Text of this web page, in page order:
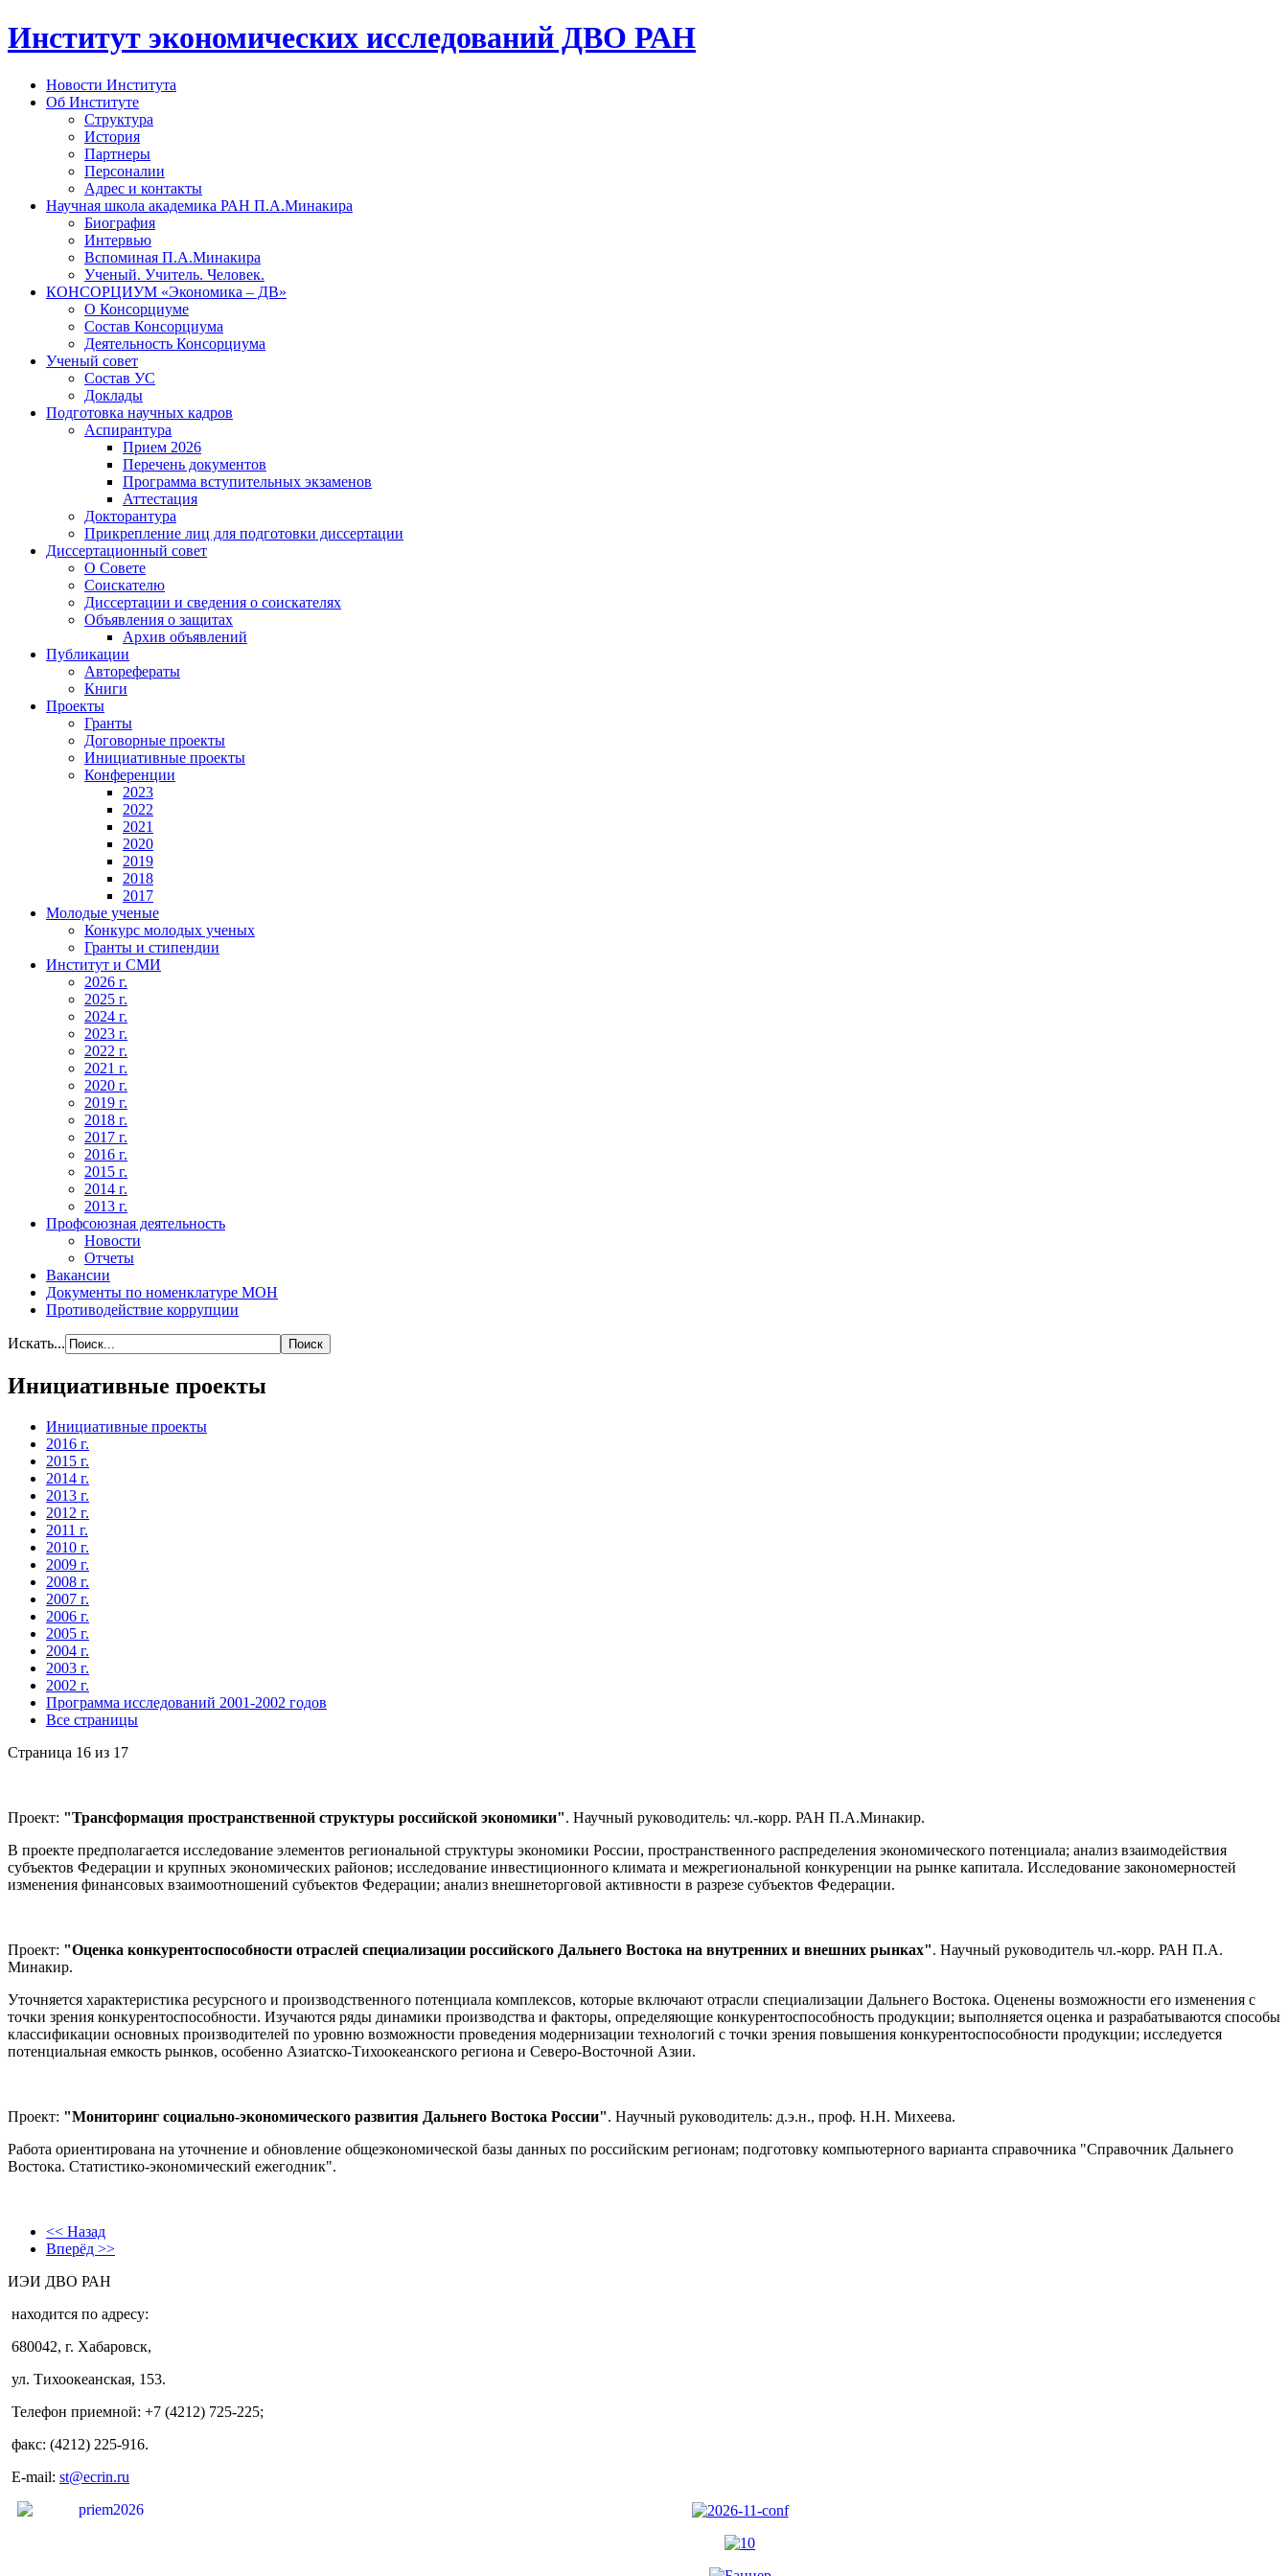
Институт экономических исследований ДВО РАН
Новости Института
Об Институте
Структура
История
Партнеры
Персоналии
Адрес и контакты
Научная школа академика РАН П.А.Минакира
Биография
Интервью
Вспоминая П.А.Минакира
Ученый. Учитель. Человек.
КОНСОРЦИУМ «Экономика – ДВ»
О Консорциуме
Состав Консорциума
Деятельность Консорциума
Ученый совет
Состав УС
Доклады
Подготовка научных кадров
Аспирантура
Прием 2026
Перечень документов
Программа вступительных экзаменов
Аттестация
Докторантура
Прикрепление лиц для подготовки диссертации
Диссертационный совет
О Совете
Соискателю
Диссертации и сведения о соискателях
Объявления о защитах
Архив объявлений
Публикации
Авторефераты
Книги
Проекты
Гранты
Договорные проекты
Инициативные проекты
Конференции
2023
2022
2021
2020
2019
2018
2017
Молодые ученые
Конкурс молодых ученых
Гранты и стипендии
Институт и СМИ
2026 г.
2025 г.
2024 г.
2023 г.
2022 г.
2021 г.
2020 г.
2019 г.
2018 г.
2017 г.
2016 г.
2015 г.
2014 г.
2013 г.
Профсоюзная деятельность
Новости
Отчеты
Вакансии
Документы по номенклатуре МОН
Противодействие коррупции
Искать...
Инициативные проекты
Инициативные проекты
2016 г.
2015 г.
2014 г.
2013 г.
2012 г.
2011 г.
2010 г.
2009 г.
2008 г.
2007 г.
2006 г.
2005 г.
2004 г.
2003 г.
2002 г.
Программа исследований 2001-2002 годов
Все страницы
Страница 16 из 17
Проект: "Трансформация пространственной структуры российской экономики". Научный руководитель: чл.-корр. РАН П.А.Минакир.
В проекте предполагается исследование элементов региональной структуры экономики России, пространственного распределения экономического потенциала; анализ взаимодействия
субъектов Федерации и крупных экономических районов; исследование инвестиционного климата и межрегиональной конкуренции на рынке капитала. Исследование закономерностей
изменения финансовых взаимоотношений субъектов Федерации; анализ внешнеторговой активности в разрезе субъектов Федерации.
Проект: "Оценка конкурентоспособности отраслей специализации российского Дальнего Востока на внутренних и внешних рынках". Научный руководитель чл.-корр. РАН П.А.
Минакир.
Уточняется характеристика ресурсного и производственного потенциала комплексов, которые включают отрасли специализации Дальнего Востока. Оценены возможности его изменения с
точки зрения конкурентоспособности. Изучаются ряды динамики производства и факторы, определяющие конкурентоспособность продукции; выполняется оценка и разрабатываются способы
классификации основных производителей по уровню возможности проведения модернизации технологий с точки зрения повышения конкурентоспособности продукции; исследуется
потенциальная емкость рынков, особенно Азиатско-Тихоокеанского региона и Северо-Восточной Азии.
Проект: "Мониторинг социально-экономического развития Дальнего Востока России". Научный руководитель: д.э.н., проф. Н.Н. Михеева.
Работа ориентирована на уточнение и обновление общеэкономической базы данных по российским регионам; подготовку компьютерного варианта справочника "Справочник Дальнего
Востока. Статистико-экономический ежегодник".
<< Назад
Вперёд >>
ИЭИ ДВО РАН
находится по адресу:
680042, г. Хабаровск,
ул. Тихоокеанская, 153.
Телефон приемной: +7 (4212) 725-225;
факс: (4212) 225-916.
E-mail: st@ecrin.ru